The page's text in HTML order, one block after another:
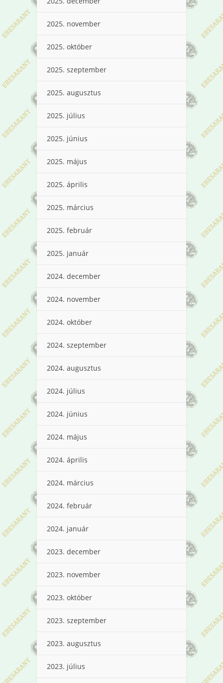
2025. november
2025. október
2025. szeptember
2025. augusztus
2025. július
2025. június
2025. május
2025. április
2025. március
2025. február
2025. január
2024. december
2024. november
2024. október
2024. szeptember
2024. augusztus
2024. július
2024. június
2024. május
2024. április
2024. március
2024. február
2024. január
2023. december
2023. november
2023. október
2023. szeptember
2023. augusztus
2023. július